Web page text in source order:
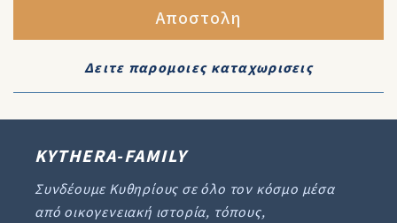
Αποστολη
Δειτε παρομοιες καταχωρισεις
KYTHERA-FAMILY
Συνδέουμε Κυθηρίους σε όλο τον κόσμο μέσα
από οικογενειακή ιστορία, τόπους,